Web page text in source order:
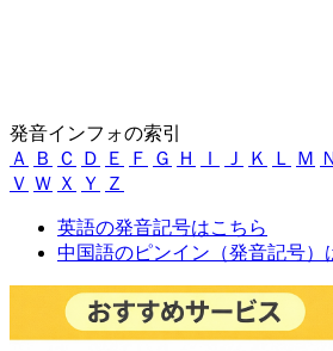
発音インフォの索引
Ａ
Ｂ Ｃ Ｄ Ｅ Ｆ Ｇ Ｈ Ｉ Ｊ Ｋ Ｌ Ｍ Ｎ
Ｖ Ｗ Ｘ Ｙ Ｚ
英語の発音記号はこちら
中国語のピンイン（発音記号）